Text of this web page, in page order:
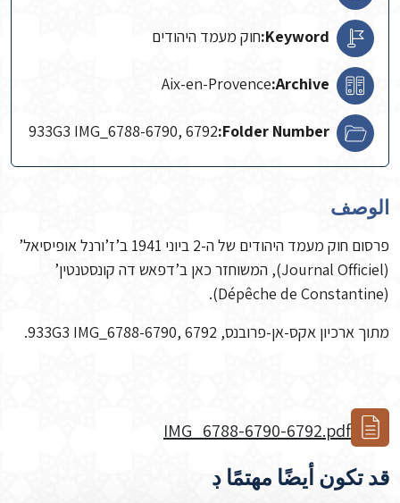
Keyword: חוק מעמד היהודים
Archive:
Aix-en-Provence
Folder Number:
933G3 IMG_6788-6790, 6792
الوصف
פרסום חוק מעמד היהודים של ה-2 ביוני 1941 ב’ז’ורנל אופיסיאל’
(Journal Officiel), המשוחזר כאן ב’דפאש דה קונסטנטין’
(Dépêche de Constantine).
מתוך ארכיון אקס-אן-פרובנס, 933G3 IMG_6788-6790, 6792.
IMG_6788-6790-6792.pdf
قد تكون أيضًا مهتمًا ڊ